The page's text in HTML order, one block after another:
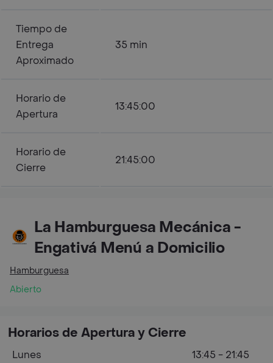
Tiempo de
Entrega
Aproximado
35 min
Horario de
Apertura
13:45:00
Horario de
Cierre
21:45:00
La Hamburguesa Mecánica -
Engativá Menú a Domicilio
Hamburguesa
Abierto
Horarios de Apertura y Cierre
Lunes
13:45 - 21:45